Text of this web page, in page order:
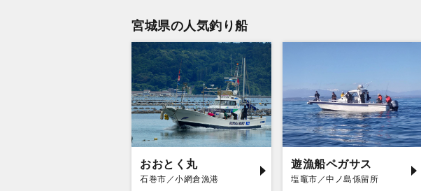
宮城県の人気釣り船
おおとく丸
石巻市／小網倉漁港
遊漁船ペガサス
塩竈市／中ノ島係留所